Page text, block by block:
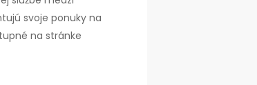
svoje ponuky na
na stránke